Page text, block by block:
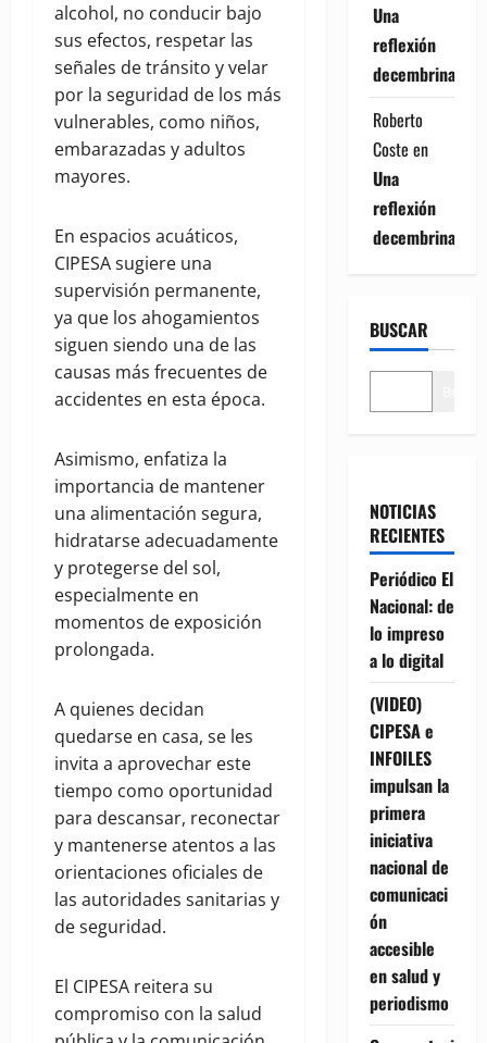
alcohol, no conducir bajo
sus efectos, respetar las
señales de tránsito y velar
por la seguridad de los más
vulnerables, como niños,
embarazadas y adultos
mayores.
En espacios acuáticos,
CIPESA sugiere una
supervisión permanente,
ya que los ahogamientos
siguen siendo una de las
causas más frecuentes de
accidentes en esta época.
Asimismo, enfatiza la
importancia de mantener
una alimentación segura,
hidratarse adecuadamente
y protegerse del sol,
especialmente en
momentos de exposición
prolongada.
A quienes decidan
quedarse en casa, se les
invita a aprovechar este
tiempo como oportunidad
para descansar, reconectar
y mantenerse atentos a las
orientaciones oficiales de
las autoridades sanitarias y
de seguridad.
El CIPESA reitera su
compromiso con la salud
Una
reflexión
decembrina
Roberto
Coste en
Una
reflexión
decembrina
BUSCAR
NOTICIAS
RECIENTES
Periódico El
Nacional: de
lo impreso
a lo digital
(VIDEO)
CIPESA e
INFOILES
impulsan la
primera
iniciativa
nacional de
comunicaci
ón
accesible
en salud y
periodismo